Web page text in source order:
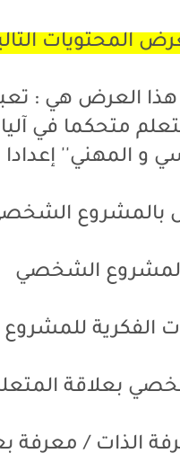
المحتويات
العرض هي :
متحكما في
المهني'' إعدادا و
بالمشروع
الشخصي
الفكرية
بعلاقة
/ معرفة